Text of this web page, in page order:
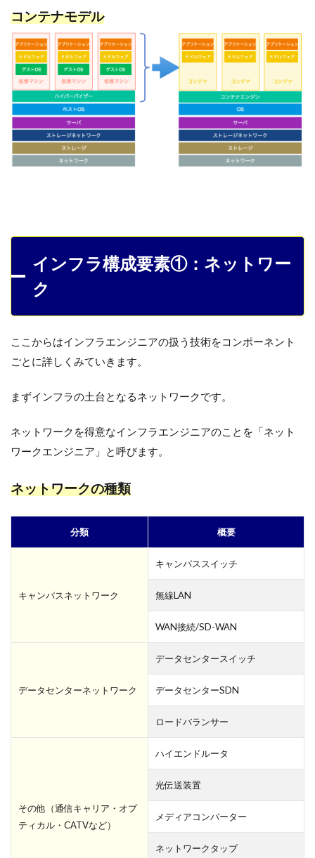
コンテナモデル
インフラ構成要素①：ネットワー
ク
ここからはインフラエンジニアの扱う技術をコンポーネント
ごとに詳しくみていきます。
まずインフラの土台となるネットワークです。
ネットワークを得意なインフラエンジニアのことを「ネット
ワークエンジニア」と呼びます。
ネットワークの種類
分類 概要
キャンパスネットワーク
キャンパススイッチ
無線LAN
WAN接続/SD-WAN
データセンターネットワーク
データセンタースイッチ
データセンターSDN
ロードバランサー
その他（通信キャリア・オプ
ティカル・CATVなど）
ハイエンドルータ
光伝送装置
メディアコンバーター
ネットワークタップ